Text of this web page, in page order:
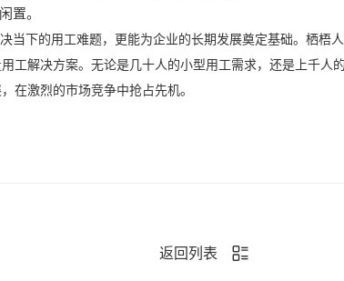
置。
下的用工难题，更能为企业的长期发展奠定基础。栖梧
工解决方案。无论是几十人的小型用工需求，还是上千
在激烈的市场竞争中抢占先机。
返回列表